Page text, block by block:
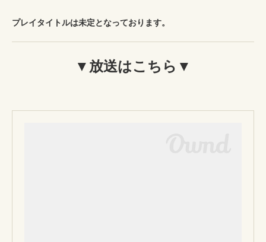
プレイタイトルは未定となっております。
▼放送はこちら▼